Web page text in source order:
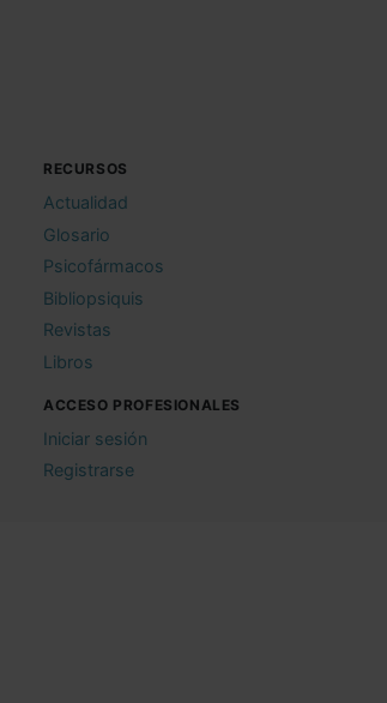
RECURSOS
Actualidad
Glosario
Psicofármacos
Bibliopsiquis
Revistas
Libros
ACCESO PROFESIONALES
Iniciar sesión
Registrarse